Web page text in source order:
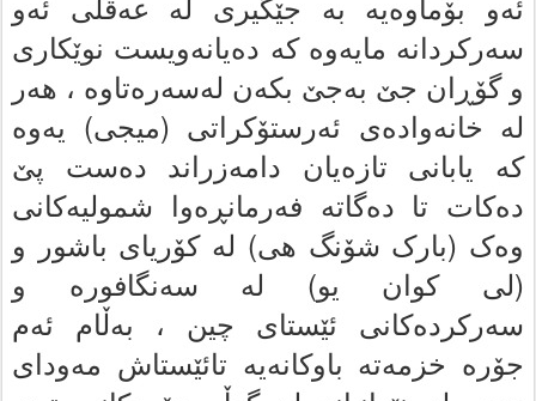
سه‌رکردانه‌ مایه‌وه‌ که‌ ده‌یانه‌ویست نوێکارى
و گۆڕان جێ به‌جێ بکه‌ن له‌سه‌ره‌تاوه‌ ، هه‌ر
له‌ خانه‌واده‌ى ئه‌رستۆکراتى (میجى) یه‌وه‌
که‌ یابانى تازه‌یان دامه‌زراند ده‌ست پێ
دەکات تا دەگاتە فه‌رمانڕه‌وا شمولیه‌کانى
وه‌ک (بارک شۆنگ هى) له‌ کۆریاى باشور و
(لى کوان یو) له‌ سه‌نگافوره‌ و
سه‌رکرده‌کانى ئێستاى چین ، به‌ڵام ئه‌م
جۆره‌ خزمه‌تە باوکانه‌یه‌ تائێستاش مه‌وداى